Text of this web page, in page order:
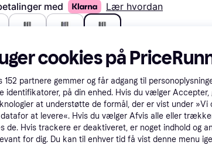
med Lær hvordan
43 kr. 44 kr. 42 kr.
cookies på
152 partnere gemmer og får adgang til
identifikatorer, på din enhed. Hvis du vælger Accepter,
at understøtte de formål, der er vist under »Vi
datafor at levere«. Hvis du vælger Afvis alle eller
de. Hvis trackere er deaktiveret, er noget indhold og
for dig. Du kan til enhver tid få vist denne menu